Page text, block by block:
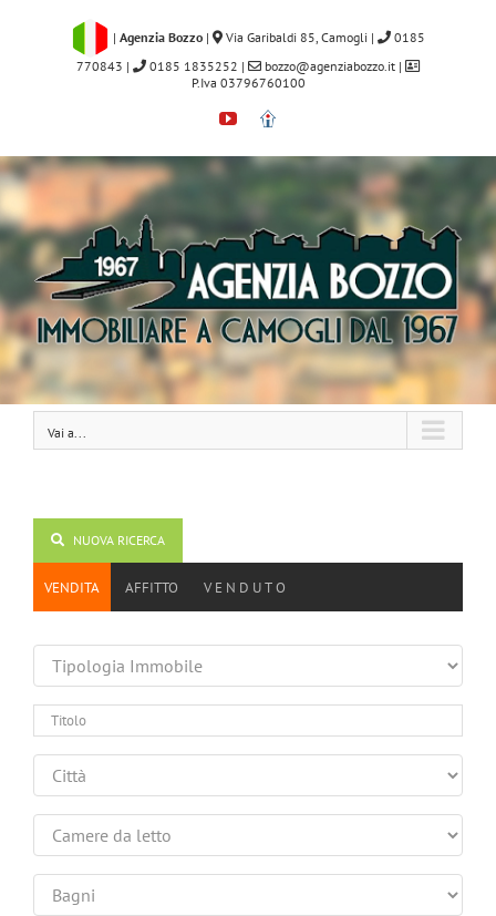
| Agenzia Bozzo | Via Garibaldi 85, Camogli |
0185
770843 | 0185 1835252 | bozzo@agenziabozzo.it|
P.Iva 03796760100
YouTube
Immobiliare.it
Vai a...
NUOVA RICERCA
VENDITA AFFITTO V E N D U T O